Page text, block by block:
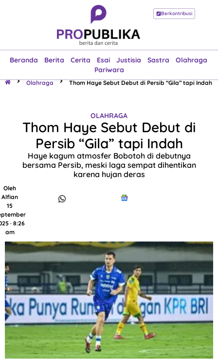
Berkontribusi
Beranda Berita Cerita Esai Justisia Sastra
Olahraga
Pariwara
Beranda
Esai
Justisia
Sastra
Olahraga
Pariwara
Olahraga Thom Haye Sebut Debut di Persib “Gila” tapi Indah
OLAHRAGA
Thom Haye Sebut Debut di
Persib “Gila” tapi Indah
Haye kagum atmosfer Bobotoh di debutnya
bersama Persib, meski laga sempat dihentikan
karena hujan deras
Oleh
Alfian
15
· 8:26
am